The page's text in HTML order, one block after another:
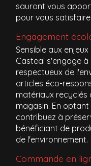
sauront vous
pour vous
Engagement
Sensible aux
Casteal s'engage
respectueux de
articles éco-
matériaux recyclés
magasin. En
contribuez à
bénéficiant de
de l'environnement.
Commande en